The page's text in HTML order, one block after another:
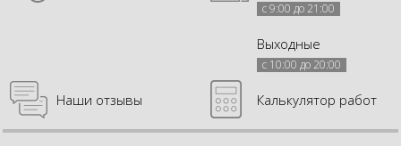
с 9:00 до 21:00
Выходные
с 10:00 до 20:00
Наши отзывы Калькулятор работ